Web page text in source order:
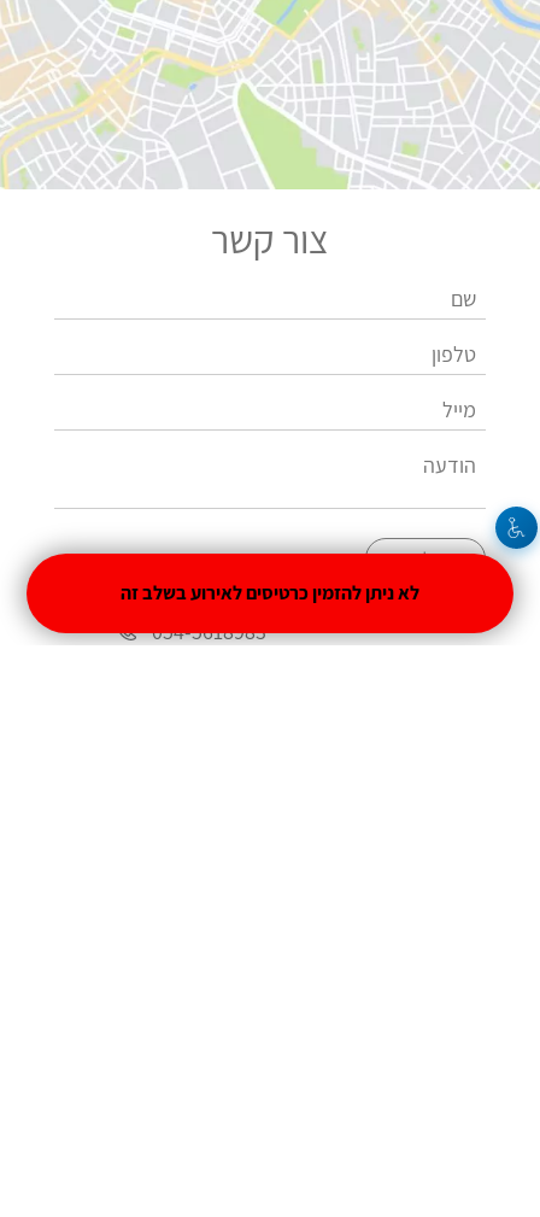
צור קשר
שלחו
054-5618983
לא ניתן להזמין כרטיסים לאירוע בשלב זה